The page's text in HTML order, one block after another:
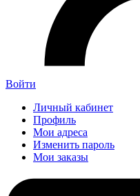
Войти
Личный кабинет
Профиль
Мои адреса
Изменить пароль
Мои заказы